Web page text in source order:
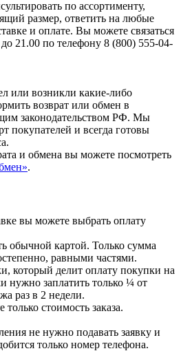
по ассортименту,
размер, ответить на любые
и оплате. Вы можете связаться
21.00 по телефону 8 (800) 555-04-
или возникли какие-либо
возврат или обмен в
законодательством РФ. Мы
покупателей и всегда готовы
и обмена вы можете посмотреть
.
вы можете выбрать оплату
обычной картой. Только сумма
равными частями.
который делит оплату покупки на
нужно заплатить только ¼ от
раз в 2 недели.
стоимость заказа.
не нужно подавать заявку и
только номер телефона.